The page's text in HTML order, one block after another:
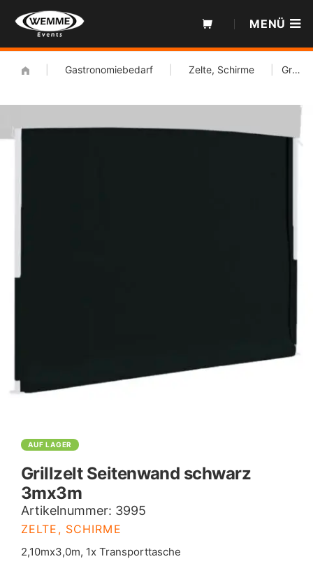
Inhalt
MENÜ
Gastronomiebedarf Zelte, Schirme Grillzelt Seitenwand schwarz 3mx3m
AUF LAGER
Grillzelt Seitenwand schwarz
3mx3m
Artikelnummer: 3995
ZELTE, SCHIRME
2,10mx3,0m, 1x Transporttasche